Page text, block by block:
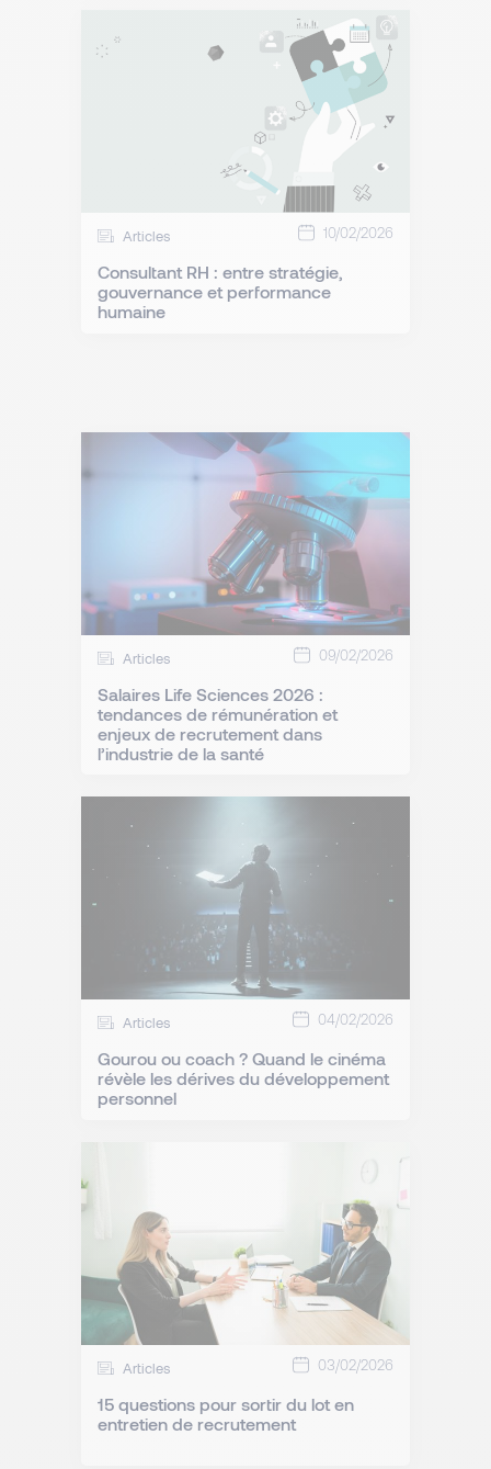
Articles 10/02/2026
Consultant RH : entre stratégie,
gouvernance et performance
humaine
Articles 09/02/2026
Salaires Life Sciences 2026 :
tendances de rémunération et
enjeux de recrutement dans
l’industrie de la santé
Articles 04/02/2026
Gourou ou coach ? Quand le cinéma
révèle les dérives du développement
personnel
Articles 03/02/2026
15 questions pour sortir du lot en
entretien de recrutement